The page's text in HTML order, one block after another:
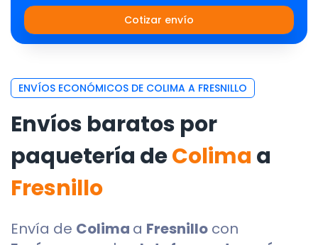
Cotizar envío
ENVÍOS ECONÓMICOS DE COLIMA A FRESNILLO
Envíos baratos por
paquetería deColima a
Fresnillo
Envía de Colima a Fresnillo con